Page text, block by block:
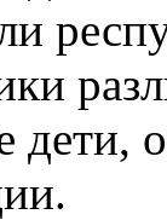
дети,